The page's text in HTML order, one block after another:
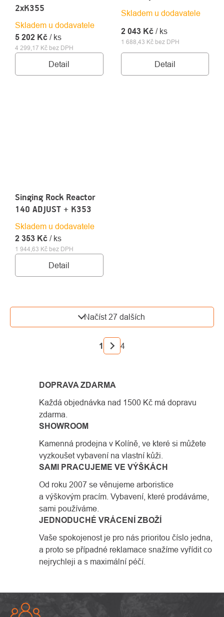
2xK355
Skladem u dodavatele
4 299,17 Kč bez DPH
5 202 Kč / ks
Detail
Skladem u dodavatele
1 688,43 Kč bez DPH
2 043 Kč / ks
Detail
Singing Rock Reactor
140 ADJUST + K353
Skladem u dodavatele
1 944,63 Kč bez DPH
2 353 Kč / ks
Detail
OVLÁDACÍ
PRVKY
VÝPISU
Načíst 27 dalších
STRÁNKOVÁNÍ
1 4
DOPRAVA ZDARMA
Každá objednávka nad 1500 Kč má dopravu
zdarma.
SHOWROOM
Kamenná prodejna v Kolíně, ve které si můžete
vyzkoušet vybavení na vlastní kůži.
SAMI PRACUJEME VE VÝŠKÁCH
Od roku 2007 se věnujeme arboristice
a výškovým pracím. Vybavení, které prodáváme,
sami používáme.
JEDNODUCHÉ VRÁCENÍ ZBOŽÍ
Vaše spokojenost je pro nás prioritou číslo jedna,
a proto se případné reklamace snažíme vyřídit co
nejrychleji a s maximální péčí.